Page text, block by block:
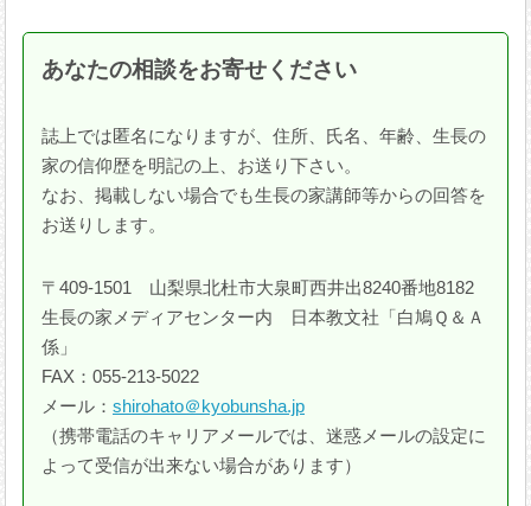
あなたの相談をお寄せください
誌上では匿名になりますが、住所、氏名、年齢、生長の
家の信仰歴を明記の上、お送り下さい。
なお、掲載しない場合でも生長の家講師等からの回答を
お送りします。
〒409-1501 山梨県北杜市大泉町西井出8240番地8182
生長の家メディアセンター内 日本教文社「白鳩Ｑ＆Ａ
係」
FAX：055-213-5022
メール： shirohato＠kyobunsha.jp
（携帯電話のキャリアメールでは、迷惑メールの設定に
よって受信が出来ない場合があります）